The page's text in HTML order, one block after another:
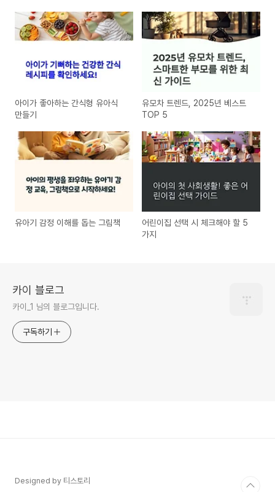
아이가 좋아하는 간식형 유아식
만들기
유모차 트렌드, 2025년 베스트
TOP 5
유아기 감정 이해를 돕는 그림책
어린이집 선택 시 체크해야 할 5
가지
카이 블로그
카이_1 님의 블로그입니다.
구독하기
Designed by 티스토리